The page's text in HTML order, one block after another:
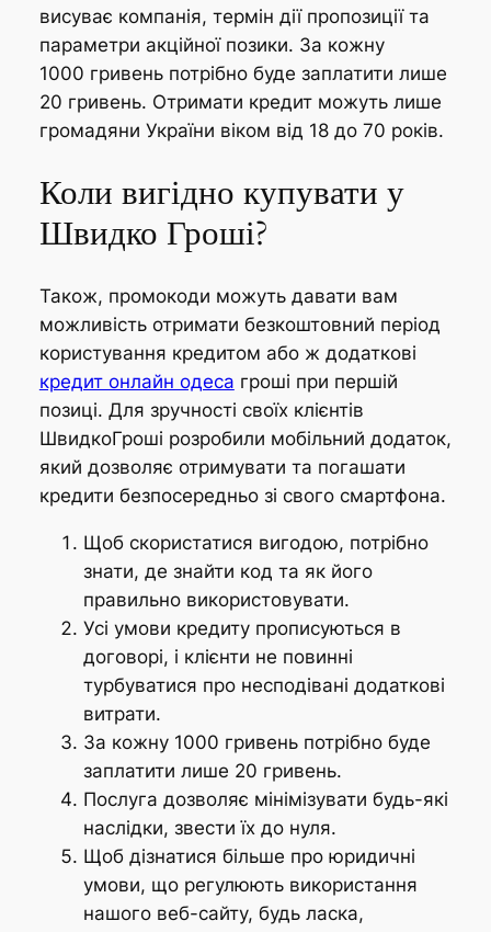
висуває компанія, термін дії пропозиції та
параметри акційної позики. За кожну
1000 гривень потрібно буде заплатити лише
20 гривень. Отримати кредит можуть лише
громадяни України віком від 18 до 70 років.
Коли вигідно купувати у
Швидко Гроші?
Також, промокоди можуть давати вам
можливість отримати безкоштовний період
користування кредитом або ж додаткові
кредит онлайн одеса гроші при першій
позиці. Для зручності своїх клієнтів
ШвидкоГроші розробили мобільний додаток,
який дозволяє отримувати та погашати
кредити безпосередньо зі свого смартфона.
Щоб скористатися вигодою, потрібно
знати, де знайти код та як його
правильно використовувати.
Усі умови кредиту прописуються в
договорі, і клієнти не повинні
турбуватися про несподівані додаткові
витрати.
За кожну 1000 гривень потрібно буде
заплатити лише 20 гривень.
Послуга дозволяє мінімізувати будь-які
наслідки, звести їх до нуля.
Щоб дізнатися більше про юридичні
умови, що регулюють використання
нашого веб-сайту, будь ласка,